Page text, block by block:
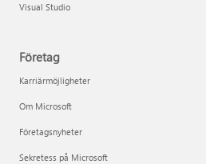
Visual Studio
Företag
Karriärmöjligheter
Om Microsoft
Företagsnyheter
Sekretess på Microsoft